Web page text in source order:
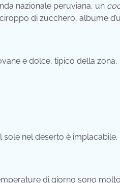
nazionale peruviana, un
di zucchero, albume
e dolce, tipico della
sole nel deserto è
di giorno sono